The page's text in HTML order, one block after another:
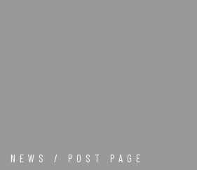
NEWS / POST PAGE